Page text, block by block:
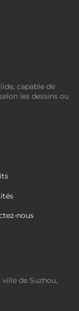
capable de
les dessins ou
nous
de Suzhou,